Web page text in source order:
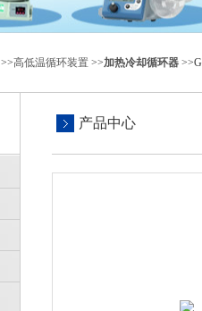
>>高低温循环装置 >>加热冷却循环器
产品中心